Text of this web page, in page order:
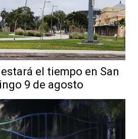
el tiempo en San
9 de agosto